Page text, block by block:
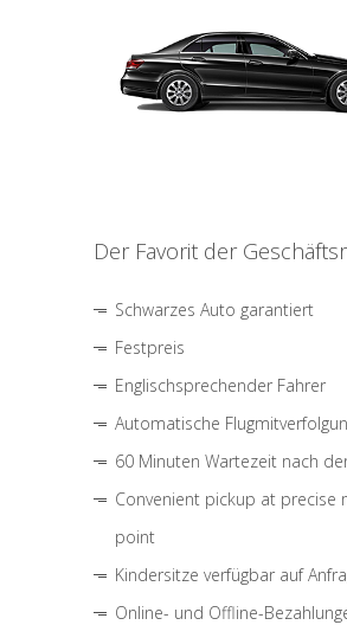
Der Favorit der
Schwarzes Auto garantiert
Festpreis
Englischsprechender Fahrer
Automatische
60 Minuten Wartezeit nach
Convenient pickup at precise
point
Kindersitze verfügbar auf
Online- und Offline-